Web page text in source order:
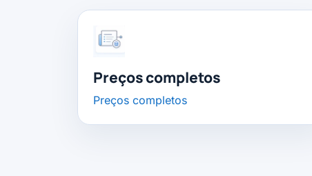
Preços completos
Preços completos